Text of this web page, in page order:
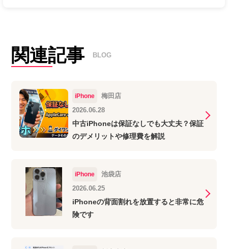
関連記事 BLOG
iPhone
梅田店
2026.06.28
中古iPhoneは保証なしでも大丈夫？保証
のデメリットや修理費を解説
iPhone
池袋店
2026.06.25
iPhoneの背面割れを放置すると非常に危
険です